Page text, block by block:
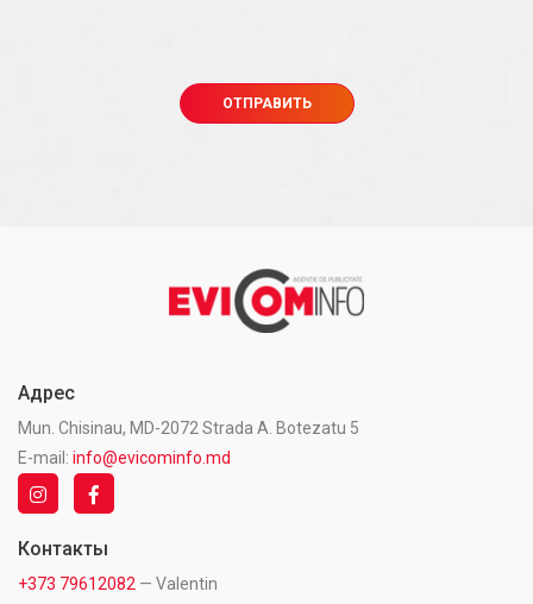
Адрес
Mun. Chisinau, MD-2072 Strada A. Botezatu 5
E-mail: info@evicominfo.md
Контакты
+373 79612082 — Valentin